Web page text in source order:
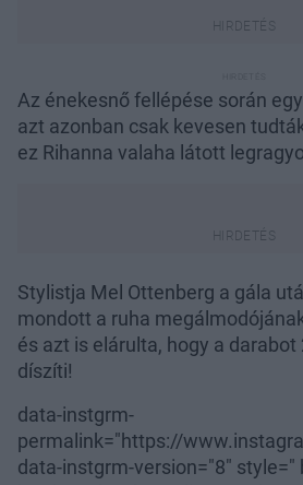
Az énekesnő fellépése során
azt azonban csak kevesen
ez Rihanna valaha látott
Stylistja Mel Ottenberg a gála
mondott a ruha
és azt is elárulta, hogy a
díszíti!
data-instgrm-
permalink="https://
data-instgrm-version="8" style="